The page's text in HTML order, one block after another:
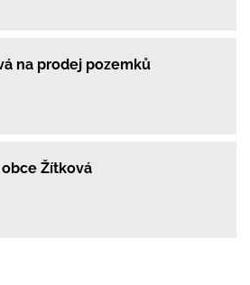
na prodej pozemků
Žítková